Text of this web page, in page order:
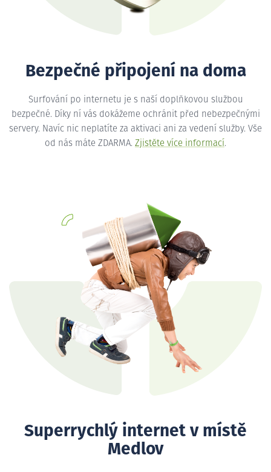
Bezpečné připojení na doma
Surfování po internetu je s naší doplňkovou službou
bezpečné. Díky ní vás dokážeme ochránit před nebezpečnými
servery. Navíc nic neplatíte za aktivaci ani za vedení služby. Vše
od nás máte ZDARMA. Zjistěte více informací.
Superrychlý internet v místě
Medlov